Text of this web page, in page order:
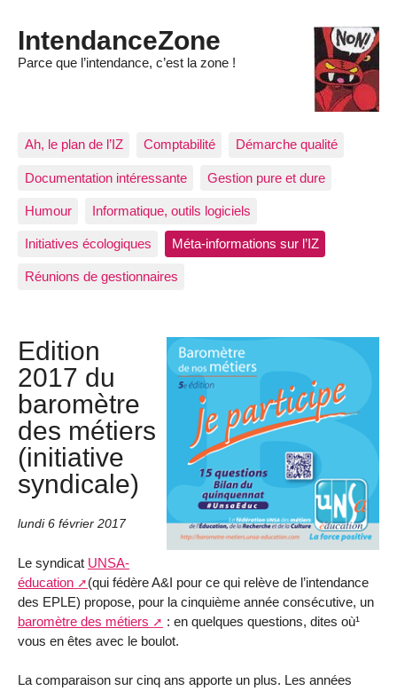
IntendanceZone
Parce que l’intendance, c’est la zone !
Ah, le plan de l’IZ Comptabilité Démarche qualité
Documentation intéressante Gestion pure et dure
Humour Informatique, outils logiciels
Initiatives écologiques Méta-informations sur l’IZ
Réunions de gestionnaires
Edition
2017 du
baromètre
des métiers
(initiative
syndicale)
lundi 6 février 2017
Le syndicat UNSA-
éducation
(qui fédère A&I pour ce qui relève de l’intendance
des EPLE) propose, pour la cinquième année consécutive, un
baromètre des métiers
: en quelques questions, dites où¹
vous en êtes avec le boulot.
La comparaison sur cinq ans apporte un plus. Les années